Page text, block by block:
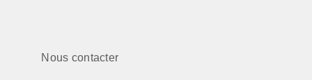
Nous contacter